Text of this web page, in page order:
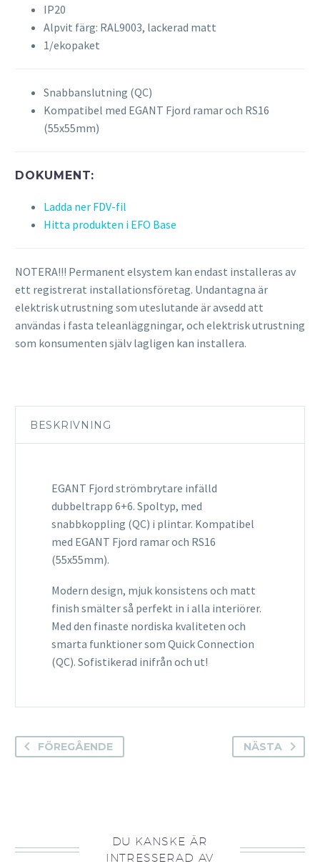
IP20
Alpvit färg: RAL9003, lackerad matt
1/ekopaket
Snabbanslutning (QC)
Kompatibel med EGANT Fjord ramar och RS16
(55x55mm)
DOKUMENT:
Ladda ner FDV-fil
Hitta produkten i EFO Base
NOTERA!!! Permanent elsystem kan endast installeras av
ett registrerat installationsföretag. Undantagna är
elektrisk utrustning som uteslutande är avsedd att
användas i fasta teleanläggningar, och elektrisk utrustning
som konsumenten själv lagligen kan installera.
BESKRIVNING
EGANT Fjord strömbrytare infälld
dubbeltrapp 6+6. Spoltyp, med
snabbkoppling (QC) i plintar. Kompatibel
med EGANT Fjord ramar och RS16
(55x55mm).
Modern design, mjuk konsistens och matt
finish smälter så perfekt in i alla interiörer.
Med den finaste nordiska kvaliteten och
smarta funktioner som Quick Connection
(QC). Sofistikerad inifrån och ut!
FÖREGÅENDE NÄSTA
DU KANSKE ÄR
INTRESSERAD AV